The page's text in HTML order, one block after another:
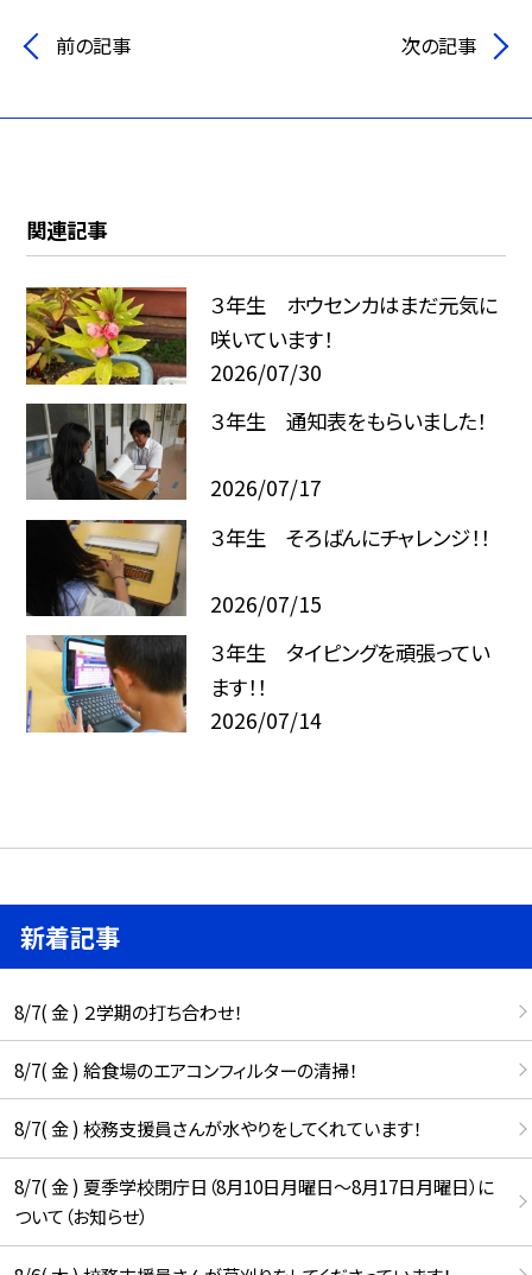
前の記事 次の記事
関連記事
３年生 ホウセンカはまだ元気に
咲いています！
2026/07/30
３年生 通知表をもらいました！
2026/07/17
３年生 そろばんにチャレンジ！！
2026/07/15
３年生 タイピングを頑張ってい
ます！！
2026/07/14
新着記事
8/7( 金 ) ２学期の打ち合わせ！
8/7( 金 ) 給食場のエアコンフィルターの清掃！
8/7( 金 ) 校務支援員さんが水やりをしてくれています！
8/7( 金 ) 夏季学校閉庁日（8月10日月曜日～8月17日月曜日）に
ついて（お知らせ）